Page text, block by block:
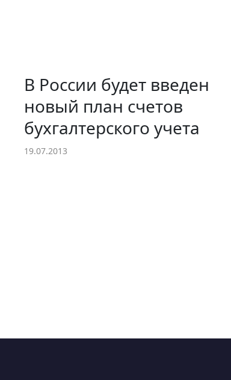
В России будет введен
новый план счетов
бухгалтерского учета
19.07.2013